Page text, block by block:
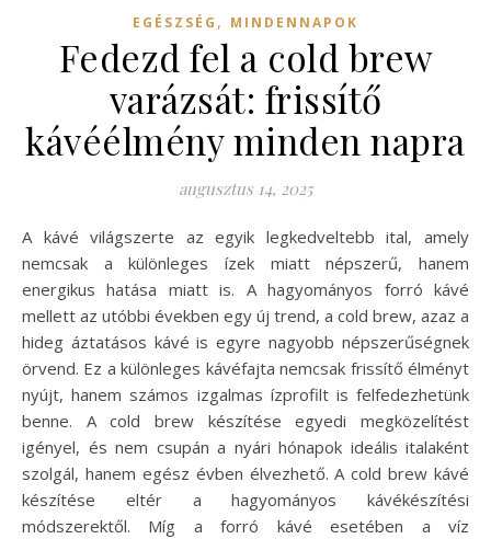
EGÉSZSÉG , MINDENNAPOK
Fedezd fel a cold brew
varázsát: frissítő
kávéélmény minden napra
augusztus 14, 2025
A kávé világszerte az egyik legkedveltebb ital, amely
nemcsak a különleges ízek miatt népszerű, hanem
energikus hatása miatt is. A hagyományos forró kávé
mellett az utóbbi években egy új trend, a cold brew, azaz a
hideg áztatásos kávé is egyre nagyobb népszerűségnek
örvend. Ez a különleges kávéfajta nemcsak frissítő élményt
nyújt, hanem számos izgalmas ízprofilt is felfedezhetünk
benne. A cold brew készítése egyedi megközelítést
igényel, és nem csupán a nyári hónapok ideális italaként
szolgál, hanem egész évben élvezhető. A cold brew kávé
készítése eltér a hagyományos kávékészítési
módszerektől. Míg a forró kávé esetében a víz